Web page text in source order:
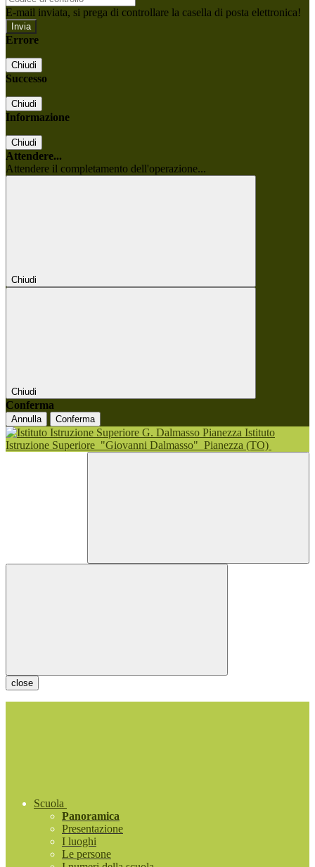
E-mail inviata, si prega di controllare la casella di posta elettronica!
Errore
Chiudi
Successo
Chiudi
Informazione
Chiudi
Attendere...
Attendere il completamento dell'operazione...
Chiudi
Chiudi
Conferma
Annulla Conferma
Istituto
Istruzione Superiore "Giovanni Dalmasso" Pianezza (TO)
close
Scuola
Panoramica
Presentazione
I luoghi
Le persone